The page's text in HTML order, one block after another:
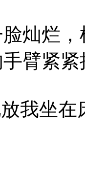
烂，
臂紧
坐在